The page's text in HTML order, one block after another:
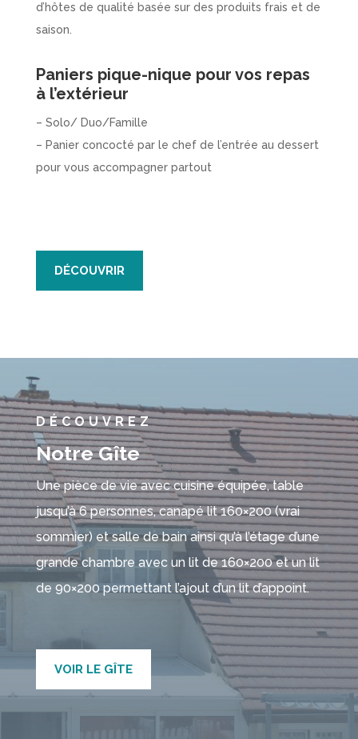
d’hôtes de qualité basée sur des produits frais et de
saison.
Paniers pique-nique pour vos repas
à l’extérieur
– Solo/ Duo/Famille
– Panier concocté par le chef de l’entrée au dessert
pour vous accompagner partout
DÉCOUVRIR
DÉCOUVREZ
Notre Gîte
Une pièce de vie avec cuisine équipée, table
jusqu’à 6 personnes, canapé lit 160×200 (vrai
sommier) et salle de bain ainsi qu’à l’étage d’une
grande chambre avec un lit de 160×200 et un lit
de 90×200 permettant l’ajout d’un lit d’appoint.
VOIR LE GÎTE